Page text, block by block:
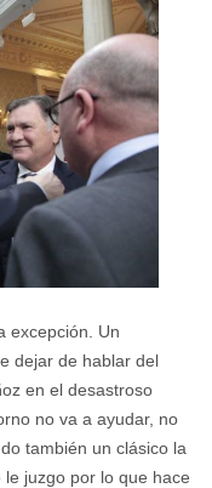
excepción. Un
dejar de hablar del
en el desastroso
no va a ayudar, no
también un clásico la
juzgo por lo que hace